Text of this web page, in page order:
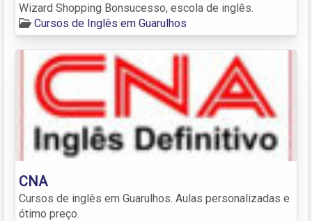
Wizard Shopping Bonsucesso, escola de inglês.
Cursos de Inglês em Guarulhos
CNA
Cursos de inglês em Guarulhos. Aulas personalizadas e
ótimo preço.